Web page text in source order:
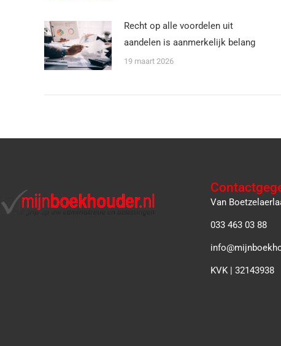
Recht op alle voordelen uit
aandelen is aanmerkelijk belang
19 maart 2026
Van
033 463 03 88
KVK | 32143938